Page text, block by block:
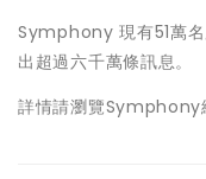
Symphony 現有51萬
出超過六千萬條訊息。
詳情請瀏覽Symphony